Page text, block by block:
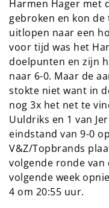
Harmen Hager met
gebroken en kon
uitlopen naar een
voor tijd was het
doelpunten en zijn
naar 6-0. Maar de
stokte niet want in
nog 3x het net te
Uuldriks en 1 van
eindstand van 9-0
V&Z/Topbrands
volgende ronde van
volgende week
4 om 20:55 uur.